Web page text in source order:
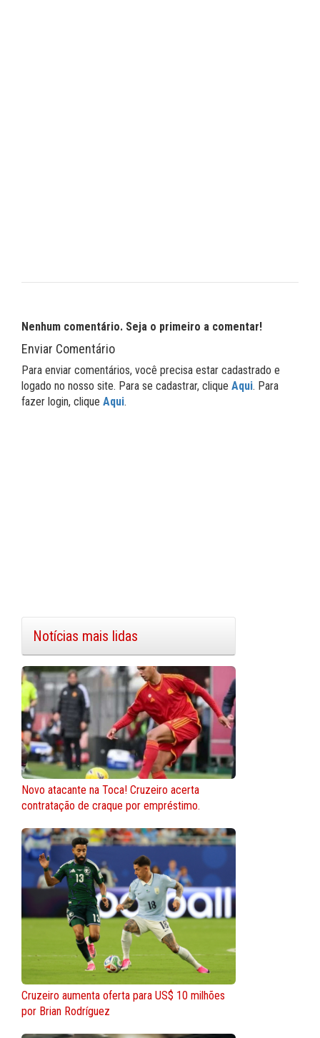
Nenhum comentário. Seja o primeiro a comentar!
Enviar Comentário
Para enviar comentários, você precisa estar cadastrado e
logado no nosso site. Para se cadastrar, clique Aqui. Para
fazer login, clique Aqui.
Notícias mais lidas
Novo atacante na Toca! Cruzeiro acerta
contratação de craque por empréstimo.
Cruzeiro aumenta oferta para US$ 10 milhões
por Brian Rodríguez